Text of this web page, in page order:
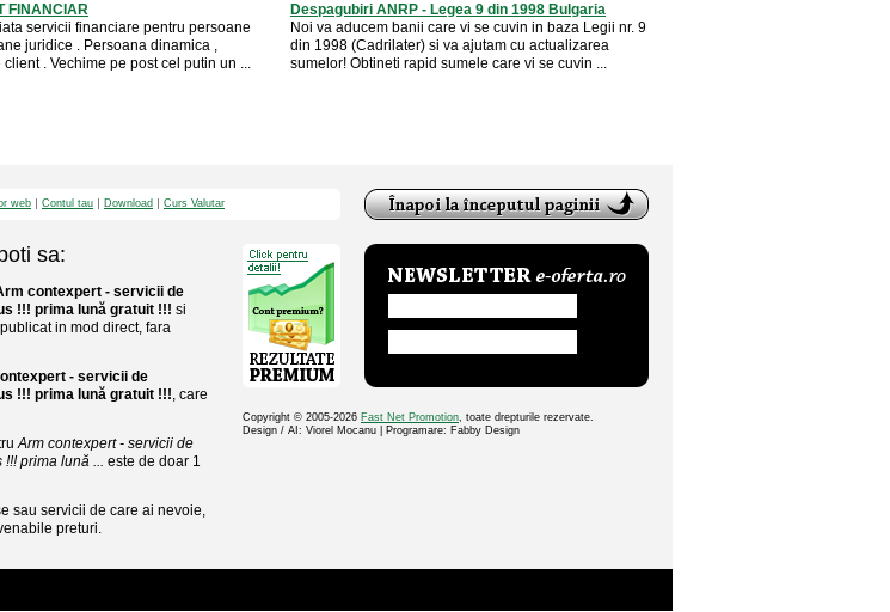
FINANCIAR
servicii financiare pentru persoane
juridice . Persoana dinamica ,
. Vechime pe post cel putin un ...
Despagubiri ANRP - Legea 9 din 1998 Bulgaria
Noi va aducem banii care vi se cuvin in baza Legii nr. 9
din 1998 (Cadrilater) si va ajutam cu actualizarea
sumelor! Obtineti rapid sumele care vi se cuvin ...
web Contul tau Download Curs Valutar
sa:
contexpert - servicii de
!!! prima lună gratuit !!! si
in mod direct, fara
- servicii de
!!! prima lună gratuit !!!, care
Arm contexpert - servicii de
prima lună ... este de doar 1
sau servicii de care ai nevoie,
preturi.
Copyright © 2005-2026 Fast Net Promotion, toate drepturile rezervate.
Design / AI: Viorel Mocanu | Programare: Fabby Design